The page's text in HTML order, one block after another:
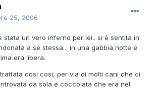
25, 2006
stata un vero inferno per lei.. si è sentita in
a se stessa... in una gabbia notte e
era libera.
cosi cosi, per via di molti cani che ci
da sola e coccolata che era nel